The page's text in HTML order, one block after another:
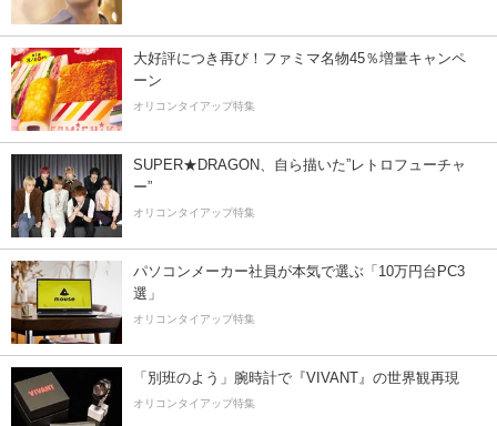
大好評につき再び！ファミマ名物45％増量キャンペ
ーン
オリコンタイアップ特集
SUPER★DRAGON、自ら描いた”レトロフューチャ
ー”
オリコンタイアップ特集
パソコンメーカー社員が本気で選ぶ「10万円台PC3
選」
オリコンタイアップ特集
「別班のよう」腕時計で『VIVANT』の世界観再現
オリコンタイアップ特集